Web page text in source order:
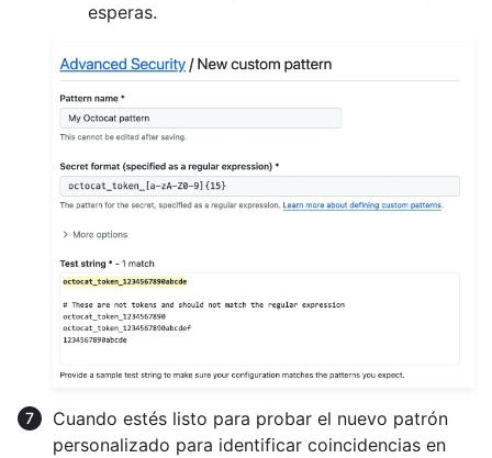
esperas.
Cuando estés listo para probar el nuevo patrón
personalizado para identificar coincidencias en